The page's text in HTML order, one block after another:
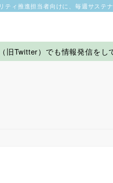
ィ推進担当者向けに、毎週サステ
旧Twitter）でも情報発信を